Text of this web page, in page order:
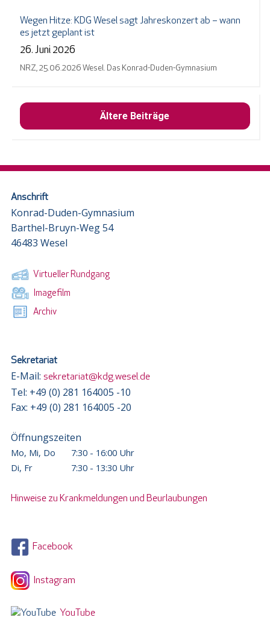
Wegen Hitze: KDG Wesel sagt Jahreskonzert ab – wann
es jetzt geplant ist
26. Juni 2026
NRZ, 25.06.2026 Wesel. Das Konrad-Duden-Gymnasium
Ältere Beiträge
Anschrift
Konrad-Duden-Gymnasium
Barthel-Bruyn-Weg 54
46483 Wesel
Virtueller Rundgang
Imagefilm
Archiv
Sekretariat
E-Mail: sekretariat@kdg.wesel.de
Tel: +49 (0) 281 164005 -10
Fax: +49 (0) 281 164005 -20
Öffnungszeiten
Mo, Mi, Do
7:30 - 16:00 Uhr
Di, Fr
7:30 - 13:30 Uhr
Hinweise zu Krankmeldungen und Beurlaubungen
Facebook
Instagram
YouTube